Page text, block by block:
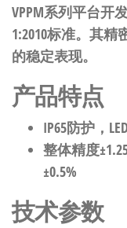
VPPM系列平台开
1:2010标准。其
的稳定表现。
产品特点
IP65防护，
整体精度
±0.5%
技术参数